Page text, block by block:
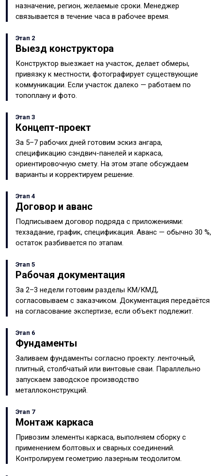
назначение, регион, желаемые сроки. Менеджер
связывается в течение часа в рабочее время.
Этап 2
Выезд конструктора
Конструктор выезжает на участок, делает обмеры,
привязку к местности, фотографирует существующие
коммуникации. Если участок далеко — работаем по
топоплану и фото.
Этап 3
Концепт-проект
За 5–7 рабочих дней готовим эскиз ангара,
спецификацию сэндвич-панелей и каркаса,
ориентировочную смету. На этом этапе обсуждаем
варианты и корректируем решение.
Этап 4
Договор и аванс
Подписываем договор подряда с приложениями:
техзадание, график, спецификация. Аванс — обычно 30 %,
остаток разбивается по этапам.
Этап 5
Рабочая документация
За 2–3 недели готовим разделы КМ/КМД,
согласовываем с заказчиком. Документация передаётся
на согласование экспертизе, если объект подлежит.
Этап 6
Фундаменты
Заливаем фундаменты согласно проекту: ленточный,
плитный, столбчатый или винтовые сваи. Параллельно
запускаем заводское производство
металлоконструкций.
Этап 7
Монтаж каркаса
Привозим элементы каркаса, выполняем сборку с
применением болтовых и сварных соединений.
Контролируем геометрию лазерным теодолитом.